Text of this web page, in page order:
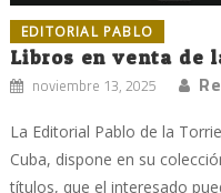
EDITORIAL PABLO
Libros en venta de
noviembre 13, 2025
La Editorial Pablo de la
Cuba, dispone en su
títulos, que el interesado